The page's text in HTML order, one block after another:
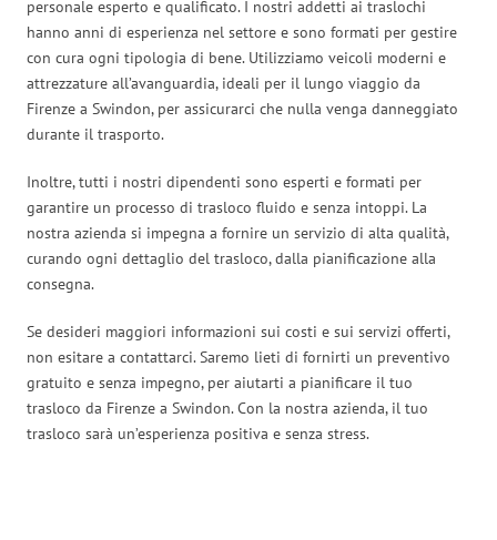
personale esperto e qualificato. I nostri addetti ai traslochi
hanno anni di esperienza nel settore e sono formati per gestire
con cura ogni tipologia di bene. Utilizziamo veicoli moderni e
attrezzature all’avanguardia, ideali per il lungo viaggio da
Firenze a Swindon, per assicurarci che nulla venga danneggiato
durante il trasporto.
Inoltre, tutti i nostri dipendenti sono esperti e formati per
garantire un processo di trasloco fluido e senza intoppi. La
nostra azienda si impegna a fornire un servizio di alta qualità,
curando ogni dettaglio del trasloco, dalla pianificazione alla
consegna.
Se desideri maggiori informazioni sui costi e sui servizi offerti,
non esitare a contattarci. Saremo lieti di fornirti un preventivo
gratuito e senza impegno, per aiutarti a pianificare il tuo
trasloco da Firenze a Swindon. Con la nostra azienda, il tuo
trasloco sarà un’esperienza positiva e senza stress.